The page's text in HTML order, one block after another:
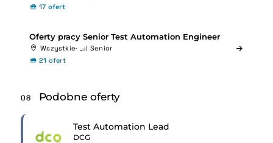
17 ofert
Oferty pracy Senior Test Automation Engineer
Wszystkie
Senior
21 ofert
08 Podobne oferty
Test Automation Lead
DCG